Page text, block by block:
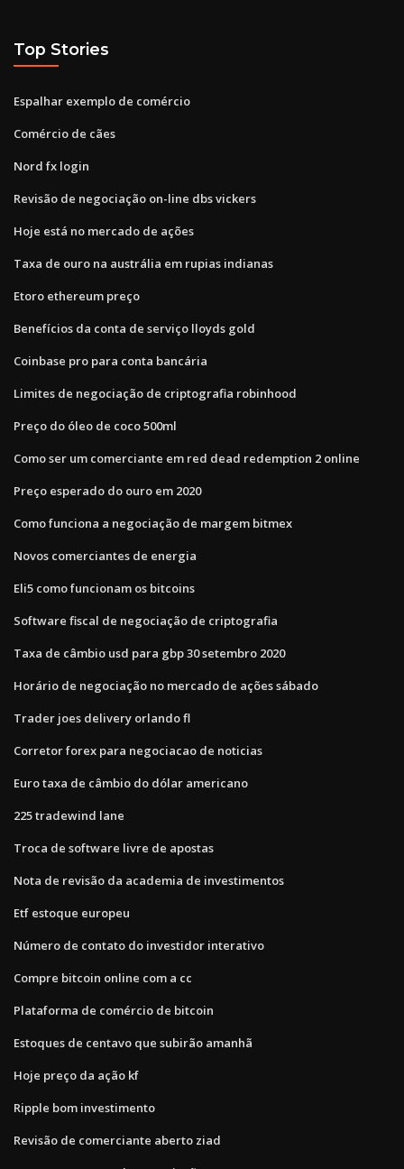
Top Stories
Espalhar exemplo de comércio
Comércio de cães
Nord fx login
Revisão de negociação on-line dbs vickers
Hoje está no mercado de ações
Taxa de ouro na austrália em rupias indianas
Etoro ethereum preço
Benefícios da conta de serviço lloyds gold
Coinbase pro para conta bancária
Limites de negociação de criptografia robinhood
Preço do óleo de coco 500ml
Como ser um comerciante em red dead redemption 2 online
Preço esperado do ouro em 2020
Como funciona a negociação de margem bitmex
Novos comerciantes de energia
Eli5 como funcionam os bitcoins
Software fiscal de negociação de criptografia
Taxa de câmbio usd para gbp 30 setembro 2020
Horário de negociação no mercado de ações sábado
Trader joes delivery orlando fl
Corretor forex para negociacao de noticias
Euro taxa de câmbio do dólar americano
225 tradewind lane
Troca de software livre de apostas
Nota de revisão da academia de investimentos
Etf estoque europeu
Número de contato do investidor interativo
Compre bitcoin online com a cc
Plataforma de comércio de bitcoin
Estoques de centavo que subirão amanhã
Hoje preço da ação kf
Ripple bom investimento
Revisão de comerciante aberto ziad